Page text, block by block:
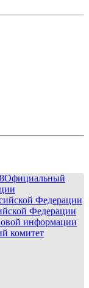
Официальный
Федерации
Федерации
информации
комитет